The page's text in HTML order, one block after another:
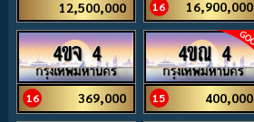
12,500,000 16 16,900,000
4ขจ 4
16 369,000
4ขณ 4
15 400,000